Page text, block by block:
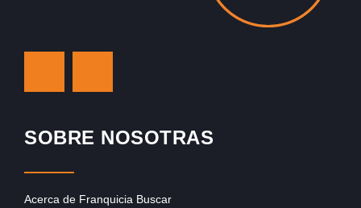
SOBRE NOSOTRAS
Acerca de Franquicia Buscar